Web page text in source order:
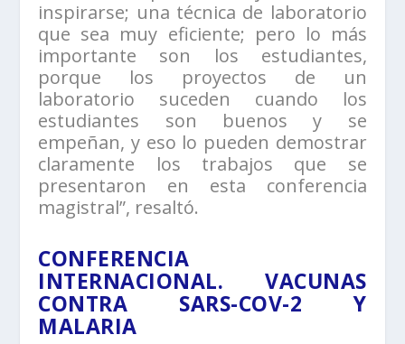
inspirarse; una técnica de laboratorio
que sea muy eficiente; pero lo más
importante son los estudiantes,
porque los proyectos de un
laboratorio suceden cuando los
estudiantes son buenos y se
empeñan, y eso lo pueden demostrar
claramente los trabajos que se
presentaron en esta conferencia
magistral”, resaltó.
CONFERENCIA
INTERNACIONAL. VACUNAS
CONTRA SARS-COV-2 Y
MALARIA